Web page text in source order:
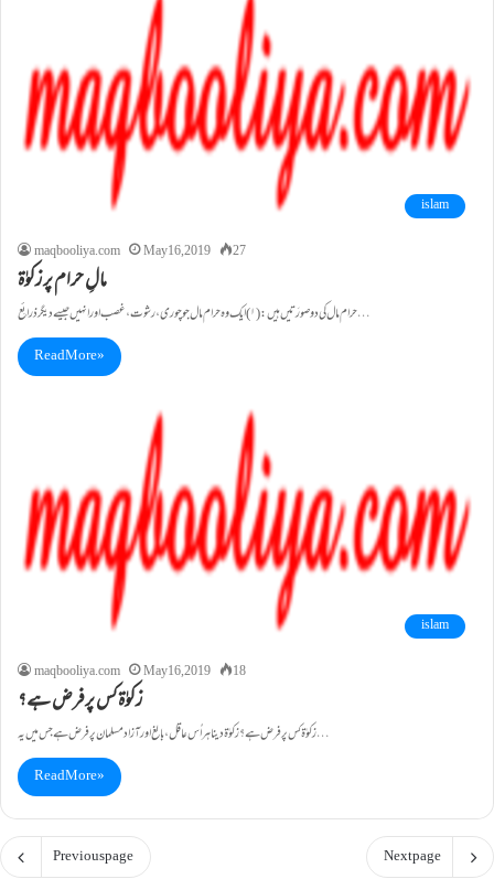
islam
maqbooliya.com
May 16, 2019 27
مالِ حرام پر زکوٰۃ
حرام مال کی دو صورَتیں ہیں: (۱) ایک وہ حرام مال جو چوری، رشوت، غصب اور انہیں جیسے دیگر ذرائِع…
Read More »
islam
maqbooliya.com
May 16, 2019 18
زکوٰۃ کس پرفرض ہے؟
زکوٰۃ کس پرفرض ہے؟ زکوٰۃ دیناہر اُس عاقل، بالغ اور آزاد مسلمان پر فرض ہے جس میں یہ…
Read More »
Previous page Next page